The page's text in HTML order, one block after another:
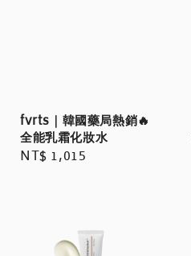
fvrts｜韓國藥局熱銷🔥
全能乳霜化妝水
Regular
NT$ 1,015